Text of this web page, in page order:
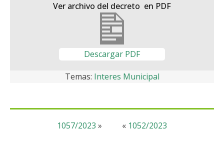
Ver archivo del decreto en PDF
Descargar PDF
Temas: Interes Municipal
« 1052/2023
1057/2023 »